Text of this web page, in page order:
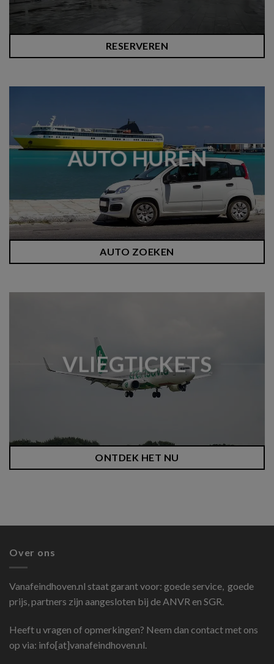
RESERVEREN
AUTO HUREN
AUTO ZOEKEN
VLIEGTICKETS
ONTDEK HET NU
Over ons
Vanafeindhoven.nl staat garant voor: goede service, goede
prijs, partners zijn aangesloten bij de ANVR en SGR.
Heeft u vragen of opmerkingen? Neem dan contact met ons
op via: info[at]vanafeindhoven.nl.